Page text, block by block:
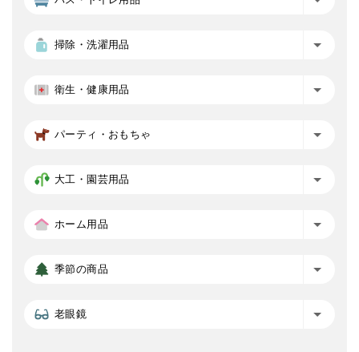
掃除・洗濯用品
衛生・健康用品
パーティ・おもちゃ
大工・園芸用品
ホーム用品
季節の商品
老眼鏡